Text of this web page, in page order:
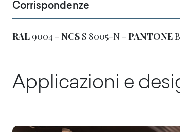
Corrispondenze
RAL 9004 - NCS S 8005-N - PANTONE
Applicazioni e